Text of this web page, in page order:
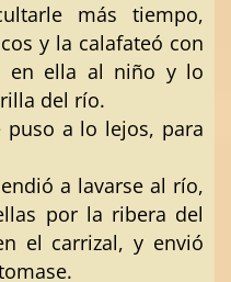
más tiempo,
y la calafateó con
en ella al niño y lo
del río.
puso a lo lejos, para
a lavarse al río,
por la ribera del
el carrizal, y envió